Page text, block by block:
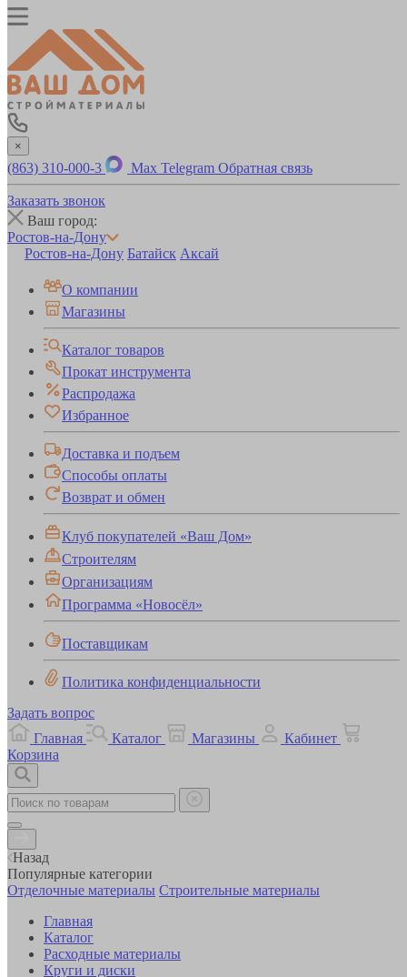
×
(863) 310-000-3 Max Telegram Обратная связь
Заказать звонок
Ваш город:
Ростов-на-Дону
Ростов-на-Дону Батайск Аксай
О компании
Магазины
Каталог товаров
Прокат инструмента
Распродажа
Избранное
Доставка и подъем
Способы оплаты
Возврат и обмен
Клуб покупателей «Ваш Дом»
Строителям
Организациям
Программа «Новосёл»
Поставщикам
Политика конфиденциальности
Задать вопрос
Главная
Каталог Магазины
Кабинет
Корзина
Назад
Популярные категории
Отделочные материалы Строительные материалы
Главная
Каталог
Расходные материалы
Круги и диски